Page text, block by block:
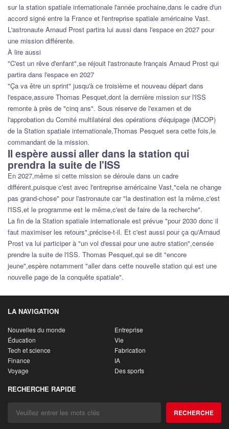
sur la station spatiale internationale l'année prochaine,dans le cadre d'un
accord signé entre la France et l'entreprise spatiale américaine Vast.
L'astronaute Arnaud Prost partira lui aussi dans l'espace en 2027 pour
une mission différente.
À lire aussi
"C'est un rêve d'enfant",se réjouit l'astronaute français Arnaud Prost qui
partira dans l'espace en 2027
"Ça va être un sprint" jusqu'à ce troisième et nouveau départ dans
l'espace,assure Thomas Pesquet,dont la dernière mission sur l'ISS
remonte à près de "cinq ans". Sous réserve de l'examen et de
l'approbation du Comité multilatéral des opérations d'équipage (MCOP)
de la Station spatiale internationale,Thomas Pesquet sera cette fois,le
commandant de la mission.
Il espère aussi aller dans la station qui
prendra la suite de l'ISS
En 2027,même si cette mission se déroule dans un cadre
différent,puisque c'est avec l'entreprise américaine Vast,"cela ne change
pas grand-chose" pour l'astronaute car "la destination est la même,c'est
l'ISS,et le programme est le même,c'est de faire de la recherche".
La fin de la Station spatiale internationale est prévue "pour 2030 donc il
faut maximiser les retours",précise-t-il. Et c'est aussi pour ça qu'Arnaud
Prost va lui participer à "un vol d'essai pour une autre station",censée
prendre la suite de l'ISS. Thomas Pesquet,qui se dit "encore
jeune",espère notamment "aller dans cette nouvelle station qui est une
nouvelle page de la conquête spatiale".
LA NAVIGATION
Nouvelles du monde
Entreprise
Éducation
Vie
Tech et science
Fabrication
Finance
IA
Voyage
Des sports
RECHERCHE RAPIDE
RECHERCHE